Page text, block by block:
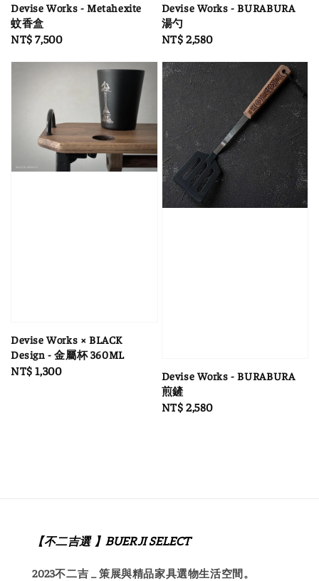
Devise Works - Metahexite
蚊香盒
Regular
NT$ 7,500
Devise Works - BURABURA
湯勺
Regular
NT$ 2,580
Devise Works × BLACK
Design - 金屬杯 360ML
Regular
NT$ 1,300
Devise Works - BURABURA
煎鏟
Regular
NT$ 2,580
【不二吉選 】BUERJI SELECT
2023不二吉 _ 策展與精品家具選物生活空間。